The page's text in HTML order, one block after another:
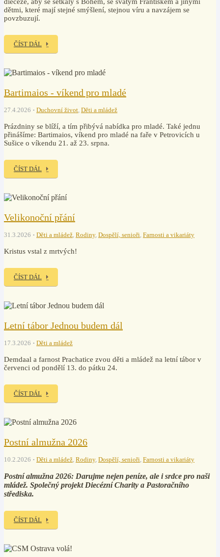
dětmi, které mají stejné smýšlení, stejnou víru a navzájem se
povzbuzují.
ČÍST DÁL
Bartimaios - víkend pro mladé
27.4.2026 Duchovní život, Děti a mládež
Prázdniny se blíží, a tím přibývá nabídka pro mladé. Také jednu
přinášíme: Bartimaios, víkend pro mladé na faře v Petrovicích u
Sušice o víkendu 21. až 23. srpna.
ČÍST DÁL
Velikonoční přání
31.3.2026 Děti a mládež, Rodiny, Dospělí, senioři, Farnosti a vikariáty
Kristus vstal z mrtvých!
ČÍST DÁL
Letní tábor Jednou budem dál
17.3.2026 Děti a mládež
Demdaal a farnost Prachatice zvou děti a mládež na letní tábor v
červenci od pondělí 13. do pátku 24.
ČÍST DÁL
Postní almužna 2026
10.2.2026 Děti a mládež, Rodiny, Dospělí, senioři, Farnosti a vikariáty
Postní almužna 2026: Darujme nejen peníze, ale i srdce pro naši
mládež. Společný projekt Diecézní Charity a Pastoračního
střediska.
ČÍST DÁL